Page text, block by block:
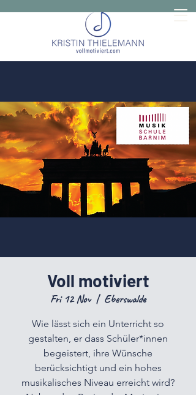
Voll motiviert
Fri 12 Nov
  |
Eberswalde
Wie lässt sich ein Unterricht so
gestalten, er dass Schüler*innen
begeistert, ihre Wünsche
berücksichtigt und ein hohes
musikalisches Niveau erreicht wird?